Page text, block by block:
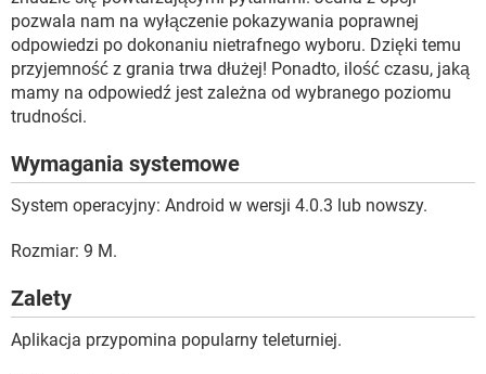
pozwala nam na wyłączenie pokazywania poprawnej
odpowiedzi po dokonaniu nietrafnego wyboru. Dzięki temu
przyjemność z grania trwa dłużej! Ponadto, ilość czasu, jaką
mamy na odpowiedź jest zależna od wybranego poziomu
trudności.
Wymagania systemowe
System operacyjny: Android w wersji 4.0.3 lub nowszy.
Rozmiar: 9 M.
Zalety
Aplikacja przypomina popularny teleturniej.